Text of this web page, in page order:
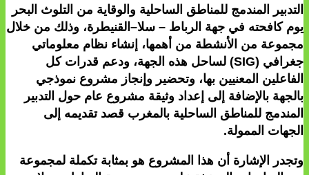
التدبير المندمج للمناطق الساحلية والوقاية من التلوث البحر
يوم كافحته في جهة الرباط – سلا–القنيطرة، وذلك من خلال
مجموعة من الأنشطة من أهمها، إنشاء نظام معلوماتي
جغرافي (SIG) لساحل هذه الجهة، ودعم قدرات كل
الفاعلين المعنيين بها، وتحضير وإنجاز مشروع نموذجي
بالجهة بالإضافة إلى إعداد وثيقة مشروع عام حول التدبير
المندمج للمناطق الساحلية بالمغرب قصد تقديمه إلى
الجهات الممولة.
وتجدر الإشارة أن هذا المشروع هو بمثابة تكملة لمجموعة